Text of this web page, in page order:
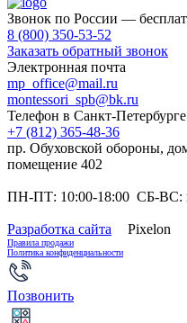
Звонок по России —
8 (800) 350-53-52
Заказать обратный звонок
Электронная почта
mp_office@mail.ru
montessori_spb@bk.ru
Телефон в Санкт-Петербурге
+7 (812) 365-48-36
пр. Обуховской обороны,
помещение 402
ПН-ПТ: 10:00-18:00 СБ-ВС:
Разработка сайта Pixelon
Правила продажи
Политика конфиденциальности
Позвонить